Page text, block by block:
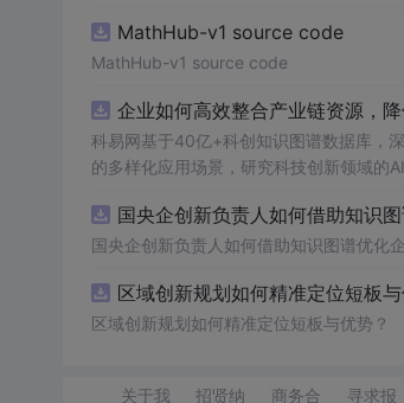
MathHub-v1 source code
MathHub-v1 source code
企业如何高效整合产业链资源，
科易网基于40亿+科创知识图谱数据库，
的多样化应用场景，研究科技创新领域的
国央企创新负责人如何借助知识
国央企创新负责人如何借助知识图谱优化
区域创新规划如何精准定位短板
区域创新规划如何精准定位短板与优势？
关于我 招贤纳 商务合 寻求报